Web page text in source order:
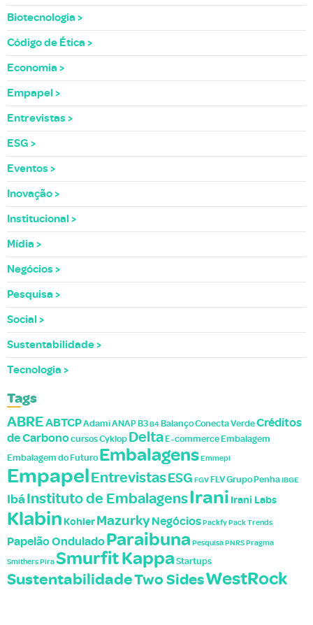
Biotecnologia
Código de Ética
Economia
Empapel
Entrevistas
ESG
Eventos
Inovação
Institucional
Mídia
Negócios
Pesquisa
Social
Sustentabilidade
Tecnologia
Tags
ABREABTCPAdamiANAPB3B4BalançoConecta VerdeCréditos
de CarbonocursosCyklopDeltaE-commerceEmbalagem
Embalagem do FuturoEmbalagensEmmepi
EmpapelEntrevistasESG FGVFLVGrupo PenhaIBGE
IbáInstituto de EmbalagensIrani Irani Labs
KlabinKohlerMazurkyNegóciosPackfyPack Trends
Papelão OnduladoParaibuna PesquisaPNRSPragma
Smithers PiraSmurfit KappaStartups
SustentabilidadeTwo SidesWestRock